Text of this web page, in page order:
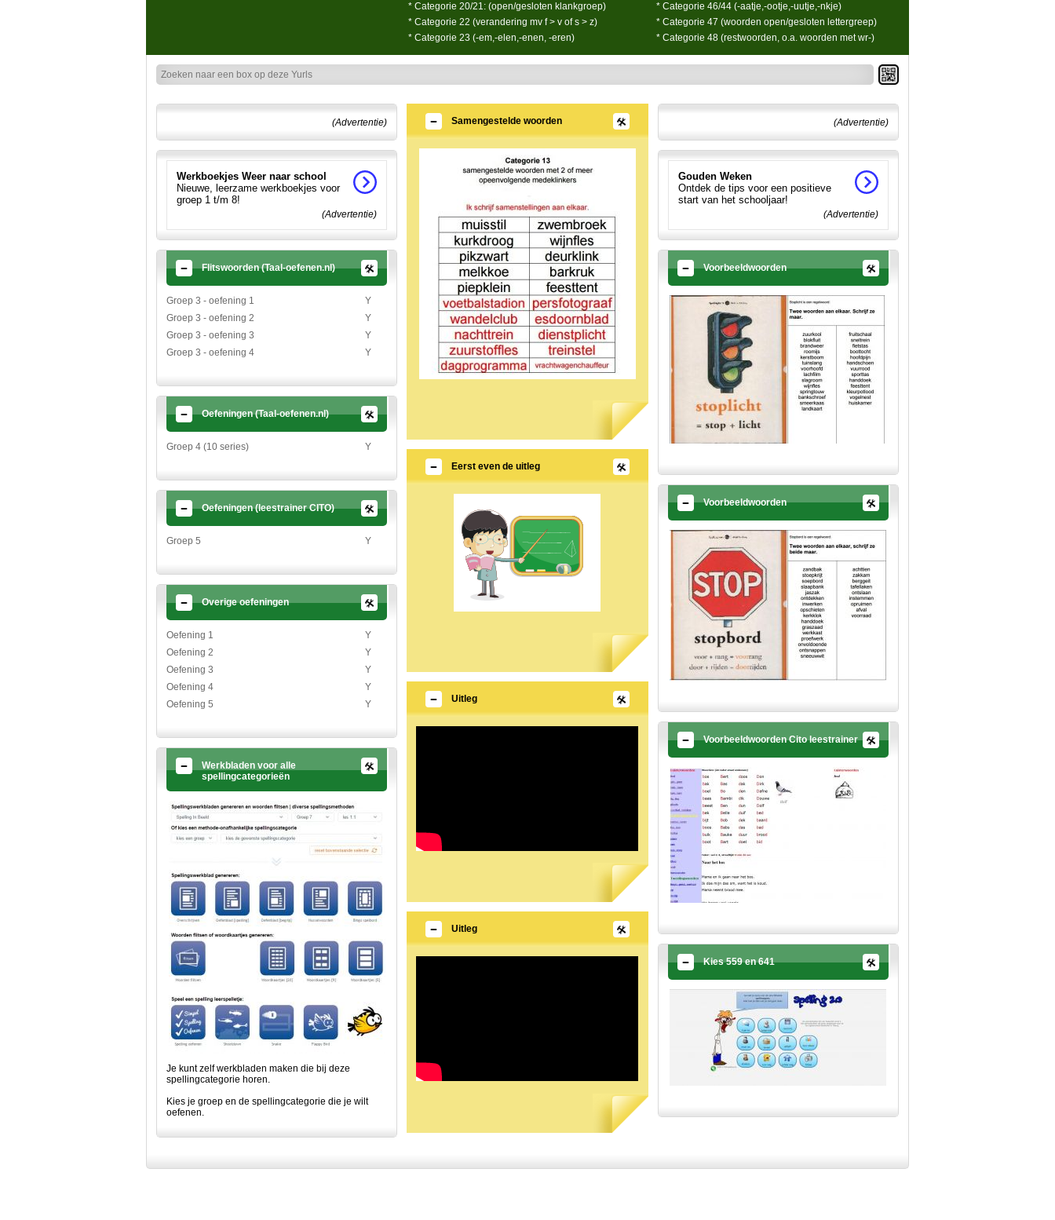
* Categorie 20/21: (open/gesloten klankgroep)
* Categorie 22 (verandering mv f > v of s > z)
* Categorie 23 (-em,-elen,-enen, -eren)
* Categorie 46/44 (-aatje,-ootje,-uutje,-nkje)
* Categorie 47 (woorden open/gesloten lettergreep)
* Categorie 48 (restwoorden, o.a. woorden met wr-)
(Advertentie)
Werkboekjes Weer naar school
Nieuwe, leerzame werkboekjes voor
groep 1 t/m 8!
(Advertentie)
Flitswoorden (Taal-oefenen.nl)
Groep 3 - oefening 1
Y
Groep 3 - oefening 2
Y
Groep 3 - oefening 3
Y
Groep 3 - oefening 4
Y
Oefeningen (Taal-oefenen.nl)
Groep 4 (10 series) Y
Oefeningen (leestrainer CITO)
Groep 5 Y
Overige oefeningen
Oefening 1
Y
Oefening 2
Y
Oefening 3
Y
Oefening 4
Y
Oefening 5
Y
Werkbladen voor alle
spellingcategorieën
Je kunt zelf werkbladen maken die bij deze
spellingcategorie horen.
Kies je groep en de spellingcategorie die je wilt
oefenen.
Samengestelde woorden
Eerst even de uitleg
Uitleg
Uitleg
(Advertentie)
Gouden Weken
Ontdek de tips voor een positieve
start van het schooljaar!
(Advertentie)
Voorbeeldwoorden
Voorbeeldwoorden
Voorbeeldwoorden Cito leestrainer
Kies 559 en 641